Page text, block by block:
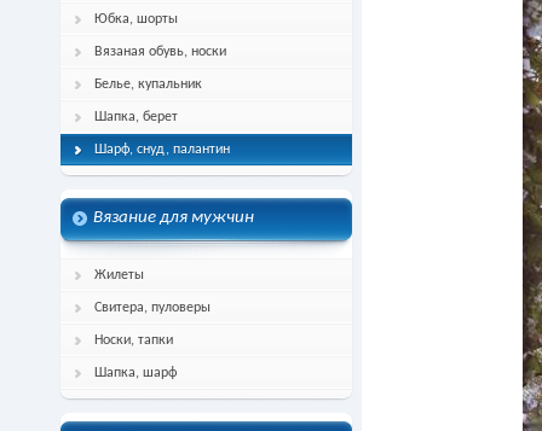
Юбка, шорты
Вязаная обувь, носки
Белье, купальник
Шапка, берет
Шарф, снуд, палантин
Вязание для мужчин
Жилеты
Свитера, пуловеры
Носки, тапки
Шапка, шарф